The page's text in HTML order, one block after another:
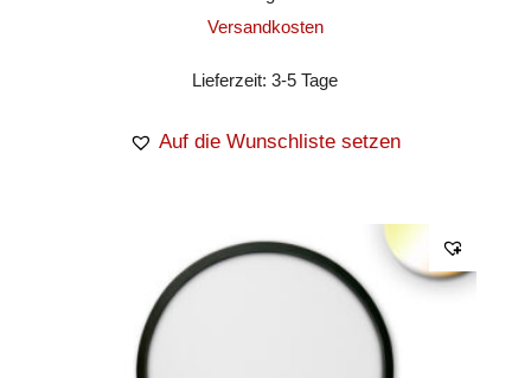
Versandkosten
Lieferzeit:3-5 Tage
Auf die Wunschliste setzen